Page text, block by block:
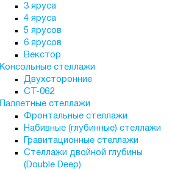
3 яруса
4 яруса
5 ярусов
6 ярусов
Векстор
Консольные стеллажи
Двухсторонние
СТ-062
Паллетные стеллажи
Фронтальные стеллажи
Набивные (глубинные) стеллажи
Гравитационные стеллажи
Стеллажи двойной глубины
(Double Deep)